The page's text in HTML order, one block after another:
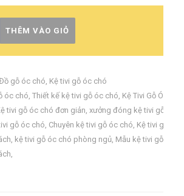
THÊM VÀO GIỎ
gỗ óc chó, Kệ tivi gỗ óc chó
óc chó, Thiết kế kệ tivi gỗ óc chó, Kệ Tivi Gỗ Óc
tivi gỗ óc chó đơn giản, xưởng đóng kệ tivi gỗ
gỗ óc chó, Chuyên kệ tivi gỗ óc chó, Kệ tivi gỗ
, kệ tivi gỗ óc chó phòng ngủ, Mẫu kệ tivi gỗ
,